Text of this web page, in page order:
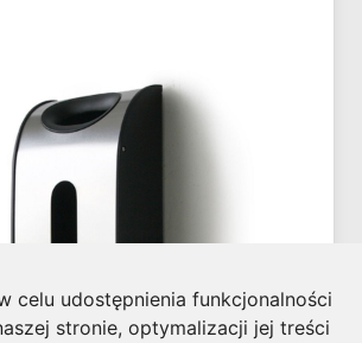
celu udostępnienia funkcjonalności
stronie, optymalizacji jej treści